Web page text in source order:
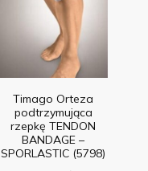
Timago Orteza
podtrzymująca
rzepkę TENDON
BANDAGE –
SPORLASTIC (5798)